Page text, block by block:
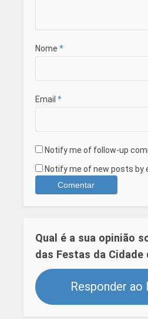
Nome *
Email *
Notify me of follow-up
Notify me of new posts by
Qual é a sua opinião
das Festas da Cidade
Responder ao